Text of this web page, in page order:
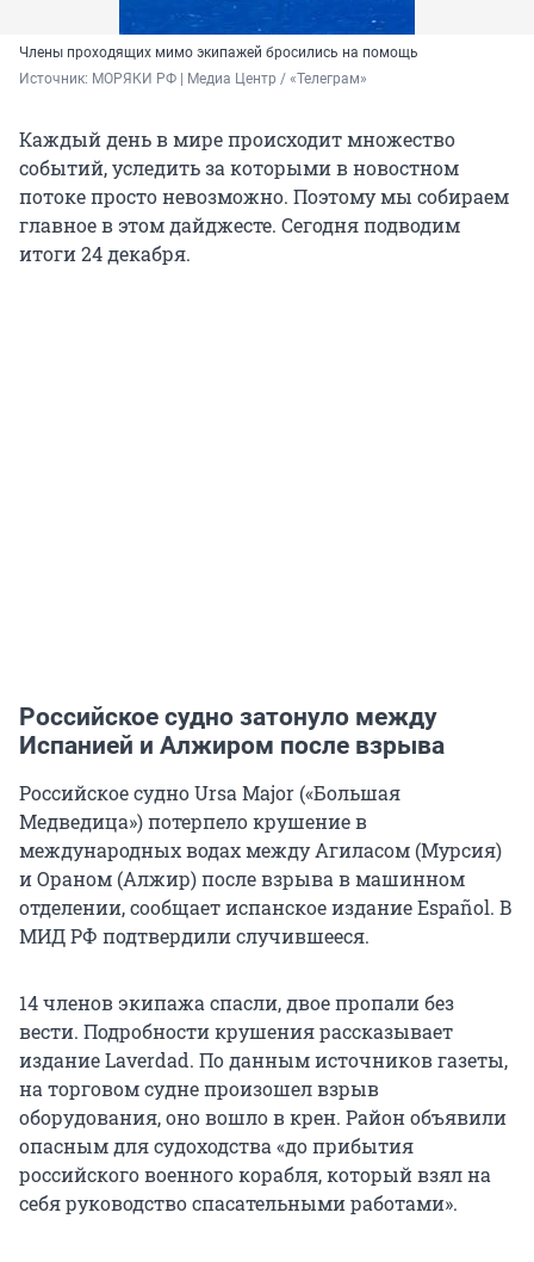
Члены проходящих мимо экипажей бросились на помощь
Источник: МОРЯКИ РФ | Медиа Центр / «Телеграм»
Каждый день в мире происходит множество
событий, уследить за которыми в новостном
потоке просто невозможно. Поэтому мы собираем
главное в этом дайджесте. Сегодня подводим
итоги 24 декабря.
Российское судно затонуло между
Испанией и Алжиром после взрыва
Российское судно Ursa Major («Большая
Медведица») потерпело крушение в
международных водах между Агиласом (Мурсия)
и Ораном (Алжир) после взрыва в машинном
отделении, сообщает испанское издание Español. В
МИД РФ подтвердили случившееся.
14 членов экипажа спасли, двое пропали без
вести. Подробности крушения рассказывает
издание Laverdad. По данным источников газеты,
на торговом судне произошел взрыв
оборудования, оно вошло в крен. Район объявили
опасным для судоходства «до прибытия
российского военного корабля, который взял на
себя руководство спасательными работами».